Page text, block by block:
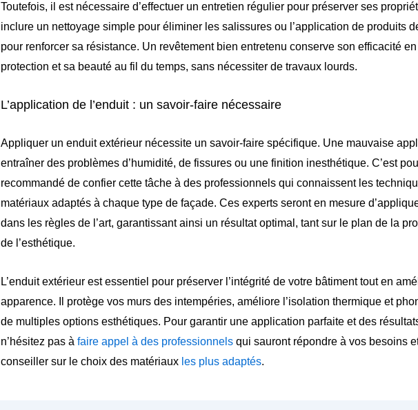
Toutefois, il est nécessaire d’effectuer un entretien régulier pour préserver ses
inclure un nettoyage simple pour éliminer les salissures ou l’application de produits
pour renforcer sa résistance. Un revêtement bien entretenu conserve son efficacité
protection et sa beauté au fil du temps, sans nécessiter de travaux lourds.
L’application de l’enduit : un savoir-faire nécessaire
Appliquer un enduit extérieur nécessite un savoir-faire spécifique. Une mauvaise
entraîner des problèmes d’humidité, de fissures ou une finition inesthétique. C’est
recommandé de confier cette tâche à des professionnels qui connaissent les
matériaux adaptés à chaque type de façade. Ces experts seront en mesure
dans les règles de l’art, garantissant ainsi un résultat optimal, tant sur le plan de la
de l’esthétique.
L’enduit extérieur est essentiel pour préserver l’intégrité de votre bâtiment tout en
apparence. Il protège vos murs des intempéries, améliore l’isolation thermique et
de multiples options esthétiques. Pour garantir une application parfaite et des
n’hésitez pas à faire appel à des professionnelsqui sauront répondre à vos besoins
conseiller sur le choix des matériaux les plus adaptés.